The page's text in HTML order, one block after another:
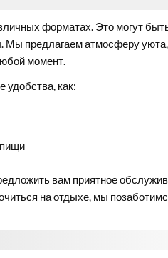
форматах. Это могут
Мы предлагаем атмосферу
момент.
удобства, как:
вам приятное
на отдыхе, мы